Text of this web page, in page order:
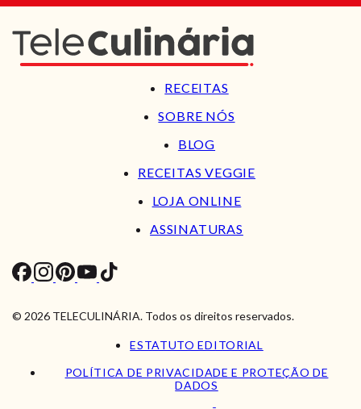
RECEITAS
SOBRE NÓS
BLOG
RECEITAS VEGGIE
LOJA ONLINE
ASSINATURAS
© 2026 TELECULINÁRIA. Todos os direitos reservados.
ESTATUTO EDITORIAL
POLÍTICA DE PRIVACIDADE E PROTEÇÃO DE
DADOS